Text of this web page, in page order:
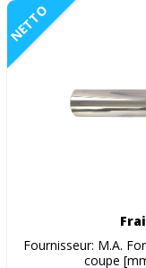
NETTO
Fournisseur: M.A.
coupe